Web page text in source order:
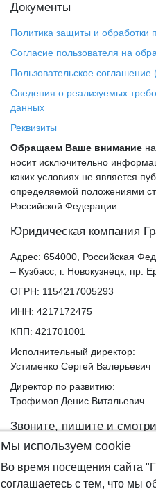
Документы
Политика защиты и обработки
Согласие пользователя на
Пользовательское
Сведения о реализуемых
данных
Реквизиты
Обращаем Ваше внимание
носит исключительно
каких условиях не является
определяемой положениями
Российской Федерации.
Юридическая компания
Адрес: 654000, Российская
– Кузбасс, г. Новокузнецк, пр.
ОГРН: 1154217005293
ИНН: 4217172475
КПП: 421701001
Исполнительный директор:
Устименко Сергей Валерьевич
Директор по развитию:
Трофимов Денис Витальевич
Звоните, пишите и
Позвоните нам бесплатно8-***-
Работаем с ПН-ПТ с 5:00 до
Напишите нам на
Мы используем cookie
Во время посещения сайта
соглашаетесь с тем, что мы